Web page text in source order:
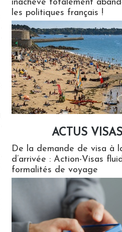
inachevé totalement
les politiques français !
ACTUS VISAS
De la demande de visa à
d’arrivée : Action-Visas
formalités de voyage